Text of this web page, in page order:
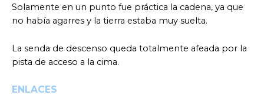
Solamente en un punto fue práctica la cadena, ya que
no había agarres y la tierra estaba muy suelta.
La senda de descenso queda totalmente afeada por la
pista de acceso a la cima.
ENLACES